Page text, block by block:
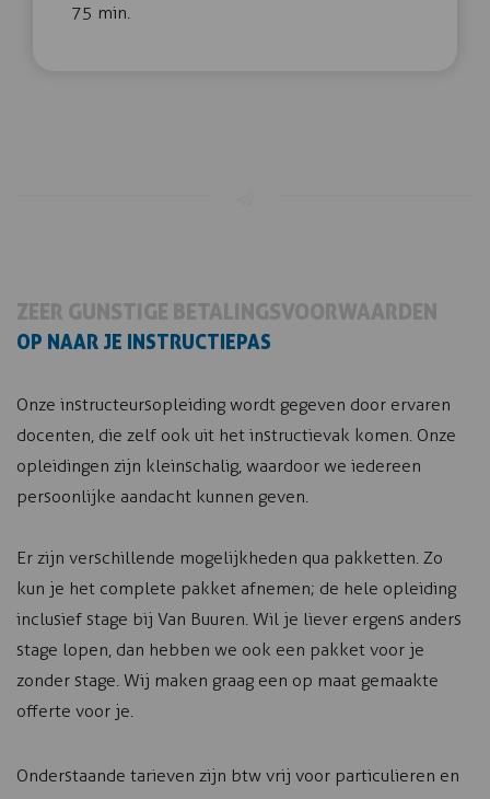
75 min.
ZEER GUNSTIGE BETALINGSVOORWAARDEN
OP NAAR JE INSTRUCTIEPAS
Onze instructeursopleiding wordt gegeven door ervaren
docenten, die zelf ook uit het instructievak komen. Onze
opleidingen zijn kleinschalig, waardoor we iedereen
persoonlijke aandacht kunnen geven.
Er zijn verschillende mogelijkheden qua pakketten. Zo
kun je het complete pakket afnemen; de hele opleiding
inclusief stage bij Van Buuren. Wil je liever ergens anders
stage lopen, dan hebben we ook een pakket voor je
zonder stage. Wij maken graag een op maat gemaakte
offerte voor je.
Onderstaande tarieven zijn btw vrij voor particulieren en